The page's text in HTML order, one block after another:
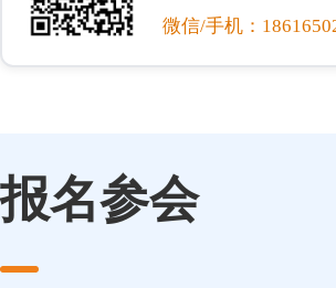
微信/手机：
报名参会